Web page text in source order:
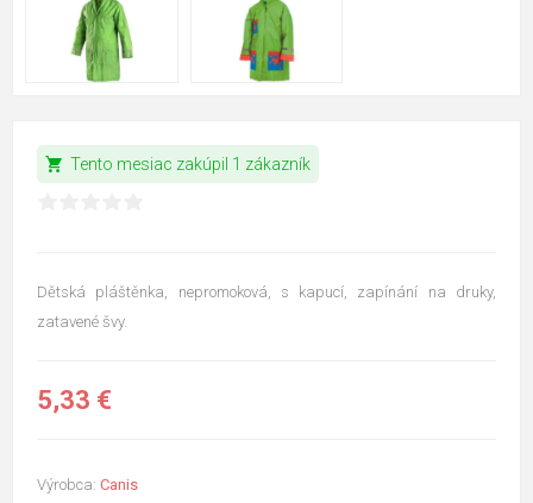
shopping_cart Tento mesiac zakúpil 1 zákazník
Dětská pláštěnka, nepromoková, s kapucí, zapínání na druky,
zatavené švy.
5,33 €
Výrobca: Canis